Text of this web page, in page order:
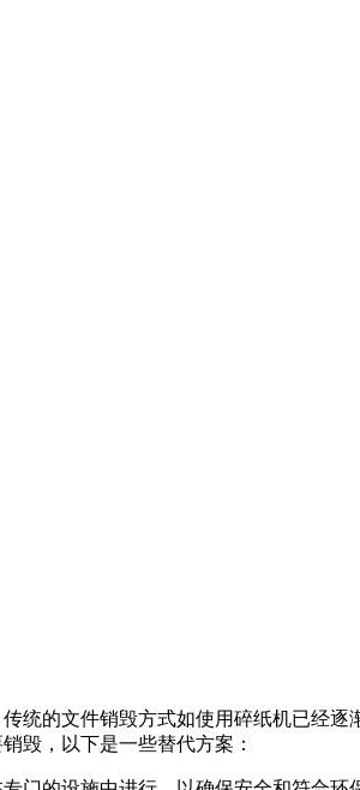
统的文件销毁方式如使用碎纸机已经
毁，以下是一些替代方案：